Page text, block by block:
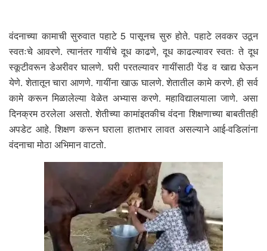
वंदनाच्या कामाची सुरुवात पहाटे 5 पासूनच सुरु होते. पहाटे लवकर उठून
स्वतःचे आवरणे. त्यानंतर गायींचे दूध काढणे, दूध काढल्यावर स्वतः ते दूध
स्कूटीवरून डेअरीवर घालणे. घरी परतल्यावर गायींसाठी पेंड व खाद्य घेऊन
येणे. शेतातून चारा आणणे. गायींना खाऊ घालणे. शेतातील कामे करणे. ही सर्व
कामे करून मिळालेल्या वेळेत अभ्यास करणे. महाविद्यालयाला जाणे. असा
दिनक्रम ठरलेला असतो. शेतीच्या कामांइतकीच वंदना शिक्षणाच्या बाबतीतही
अपडेट आहे. शिक्षण करून घराला हातभार लावत असल्याने आई-वडिलांना
वंदनाचा मोठा अभिमान वाटतो.